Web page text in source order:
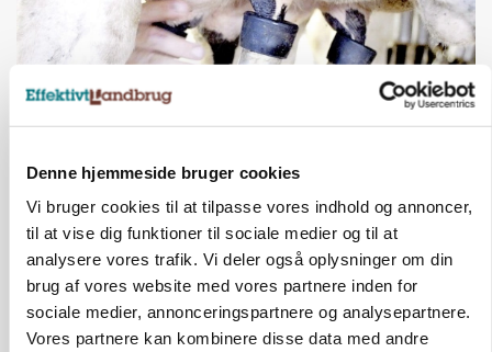
Denne hjemmeside bruger cookies
Vi bruger cookies til at tilpasse vores indhold og annoncer,
til at vise dig funktioner til sociale medier og til at
analysere vores trafik. Vi deler også oplysninger om din
brug af vores website med vores partnere inden for
sociale medier, annonceringspartnere og analysepartnere.
Vores partnere kan kombinere disse data med andre
Russisk mælkepris dykker 23 procent
Annonce